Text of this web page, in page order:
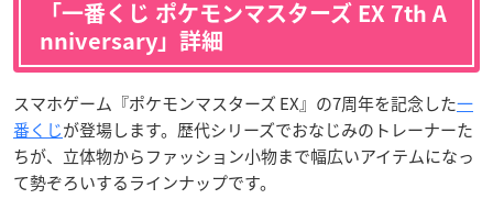
「一番くじ ポケモンマスターズ EX 7th A
nniversary」詳細
スマホゲーム『ポケモンマスターズ EX』の7周年を記念した一
番くじが登場します。歴代シリーズでおなじみのトレーナーた
ちが、立体物からファッション小物まで幅広いアイテムになっ
て勢ぞろいするラインナップです。